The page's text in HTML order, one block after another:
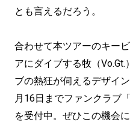
とも言えるだろう。
合わせて本ツアーのキー
アにダイブする牧（
ブの熱狂が伺えるデザイ
月16日までファンクラブ
を受付中。ぜひこの機会